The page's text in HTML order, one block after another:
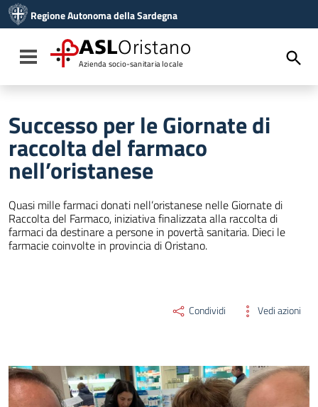
Vai al menu di navigazione
Vai al footer
Regione Autonoma della Sardegna
Toggle navigation
ASLOristano
Azienda socio-sanitaria locale
Successo per le Giornate di
raccolta del farmaco
nell’oristanese
Quasi mille farmaci donati nell’oristanese nelle Giornate di
Raccolta del Farmaco, iniziativa finalizzata alla raccolta di
farmaci da destinare a persone in povertà sanitaria. Dieci le
farmacie coinvolte in provincia di Oristano.
Condividi Vedi azioni